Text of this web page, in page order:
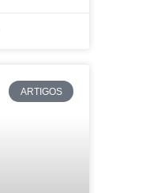
ARTIGOS